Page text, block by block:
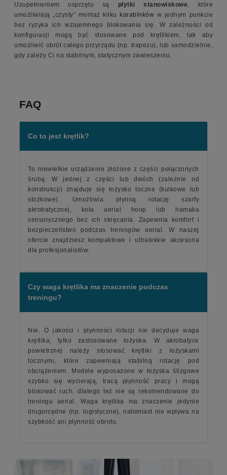
Uzupełnieniem osprzętu są płytki stanowiskowe, które
umożliwiają „czysty” montaż kilku
karabinków w jednym punkcie
bez ryzyka ich wzajemnego blokowania się. W zależności od
konfiguracji mogą być stosowane pod krętlikiem, tak aby
umożliwić obrót całego przyrządu (np. trapezu), lub samodzielnie,
gdy zależy Ci na stabilnym, statycznym zawieszeniu.
FAQ
Co to jest krętlik?
To niewielkie urządzenie złożone z części połączonych
śrubą. W jednej z części lub dwóch (zależnie od
konstrukcji) znajduje się łożysko toczne (kulkowe lub
stożkowe). Umożliwia płynną rotację szarfy
akrobatycznej, koła aerial hoop lub hamaka
sensorycznego bez ich skręcania. Zapewnia komfort i
bezpieczeństwo podczas treningów aerial. W naszej
ofercie znajdziesz kompaktowe i ultralekkie akcesoria
dla profesjonalistów.
Czy waga krętlika ma znaczenie podczas
treningu?
Nie. O jakości i płynności rotacji nie decyduje waga
krętlika, tylko zastosowane łożyska. W akrobatyce
powietrznej należy stosować krętliki z łożyskami
tocznymi, które zapewniają stabilną rotację pod
obciążeniem. Modele wyposażone w łożyska ślizgowe
szybko się wycierają, tracą płynność pracy i mogą
blokować ruch, dlatego też nie są rekomendowane do
treningu aerial. Waga krętlika ma znaczenie jedynie
drugorzędne (np. logistyczne), natomiast nie wpływa na
szybkość ani płynność obrotu.